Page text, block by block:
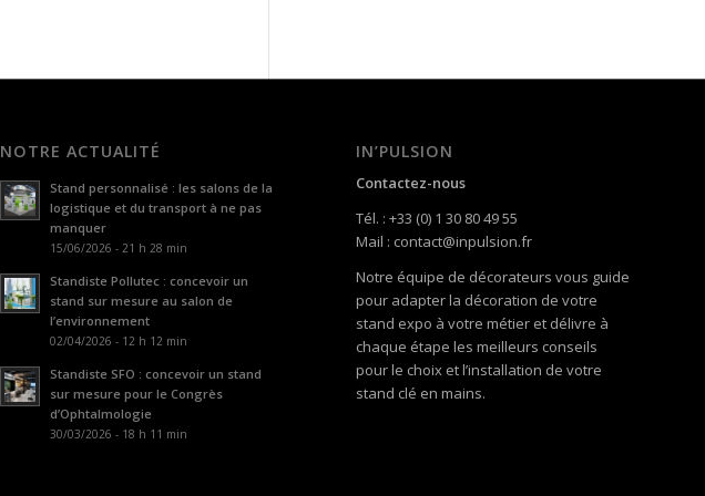
NOTRE ACTUALITÉ
Stand personnalisé : les salons de la
logistique et du transport à ne pas
manquer
15/06/2026 - 21 h 28 min
Standiste Pollutec : concevoir un
stand sur mesure au salon de
l’environnement
02/04/2026 - 12 h 12 min
Standiste SFO : concevoir un stand
sur mesure pour le Congrès
d’Ophtalmologie
30/03/2026 - 18 h 11 min
IN’PULSION
Contactez-nous
Tél. : +33 (0) 1 30 80 49 55
Mail : contact@inpulsion.fr
Notre équipe de décorateurs vous guide
pour adapter la décoration de votre
stand expo à votre métier et délivre à
chaque étape les meilleurs conseils
pour le choix et l’installation de votre
stand clé en mains.